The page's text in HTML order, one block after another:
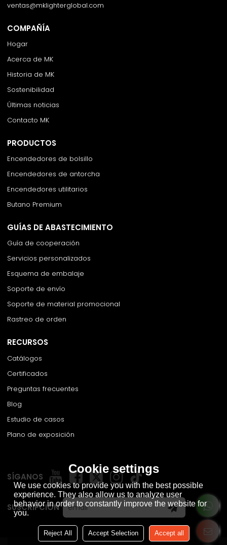
ventas@mklighterglobal.com
COMPAÑÍA
Hogar
Acerca de MK
Historia de MK
Sostenibilidad
Últimas noticias
Contacto MK
PRODUCTOS
Encendedores de bolsillo
Encendedores de antorcha
Encendedores utilitarios
Butano Premium
GUÍAS DE ABASTECIMIENTO
Guía de cooperación
Servicios personalizados
Esquema de embalaje
Soporte de envío
Soporte de material promocional
Rastreo de orden
RECURSOS
Catálogos
Certificados
Preguntas frecuentes
Blog
Estudio de casos
Plano de exposición
SÍGANOS
SUSCRIPCIÓN
Cookie settings
We use cookies to provide you with the best possible
experience. They also allow us to analyze user
behavior in order to constantly improve the website for
you.
Reject All Accept Selection Accept all